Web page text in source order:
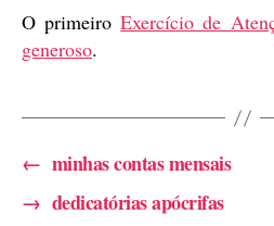
O primeiroExercício de
generoso.
← minhas contas mensais
→ dedicatórias apócrifas